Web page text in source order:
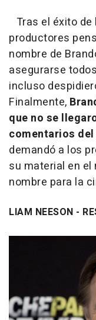
Tras el éxito
productores
nombre de
asegurarse
incluso
Finalmente,
que no se
comentarios
demandó a los
su material en
nombre para la
LIAM NEESON -